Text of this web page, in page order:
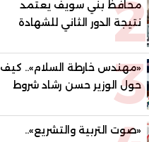
المستقبل
2
محافظ بني سويف يعتمد
نتيجة الدور الثاني للشهادة
الإعدادية العامة بنسبة
79.9% نظامي ...و69.55%
منازل.. و70.56% للمهنية ..
و100% للصُم وضعاف السمع3
«مهندس خارطة السلام».. كيف
حول الوزير حسن رشاد شروط
الحرب المعقدة إلى "خارطة
طريق" للانسحاب والإعمار؟
«صوت التربية والتشريع»..